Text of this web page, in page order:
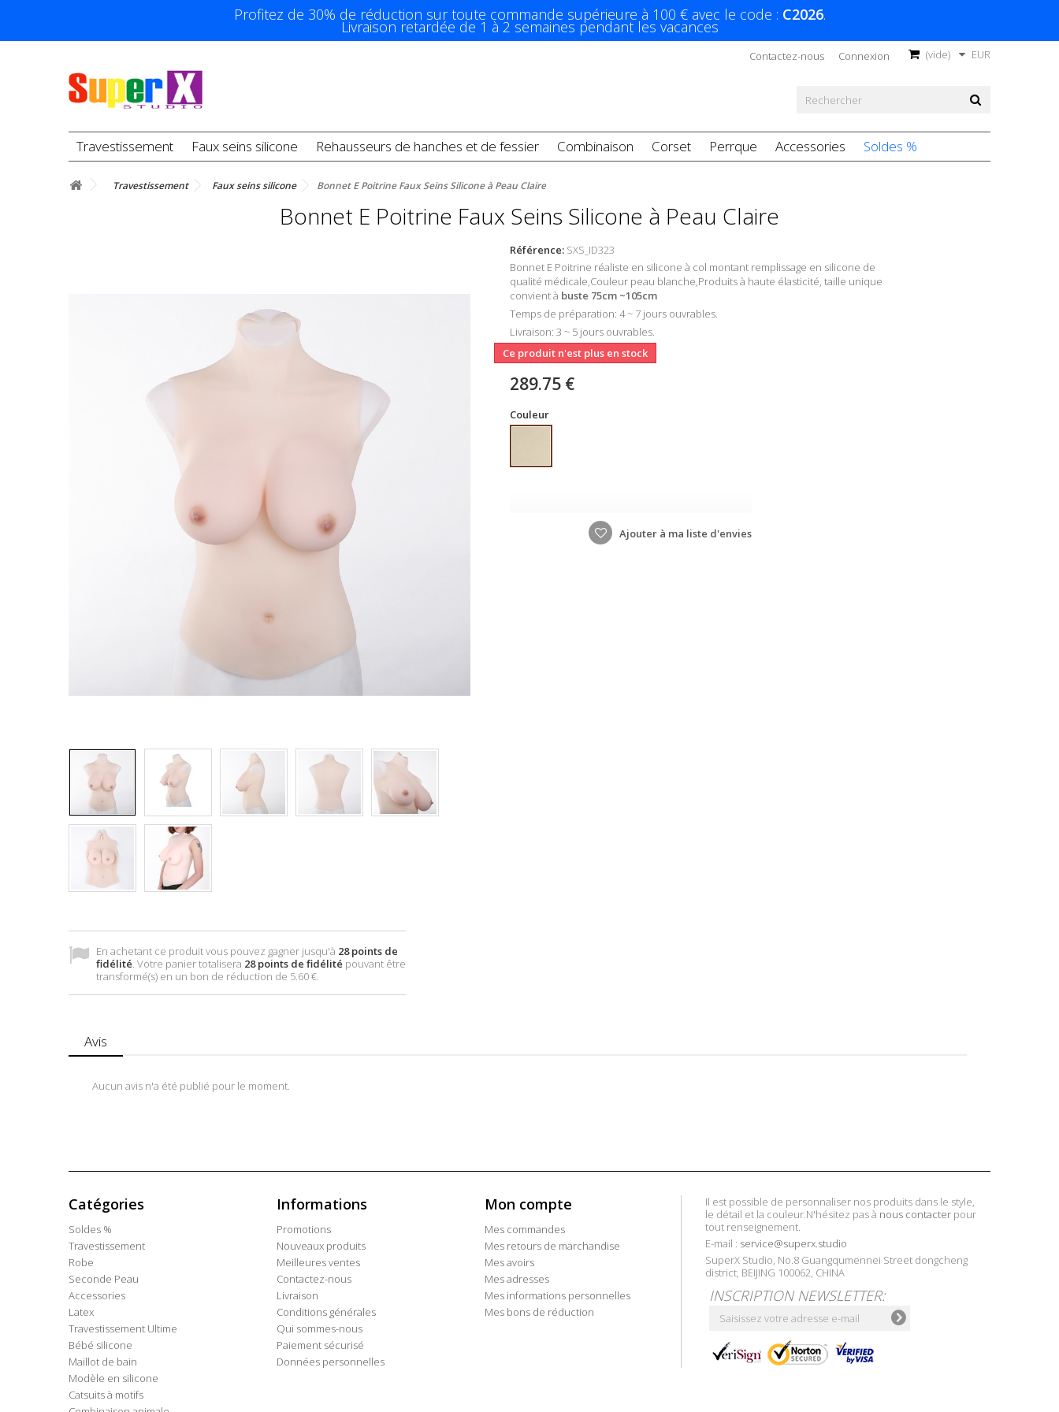
Profitez de 30% de réduction sur toute commande supérieure à 100 € avec le code : C2026.
Livraison retardée de 1 à 2 semaines pendant les vacances
EUR
(vide)
Connexion
Contactez-nous
Travestissement Faux seins silicone Rehausseurs de hanches et de fessier Combinaison Corset Perrque Accessories Soldes %
Travestissement Faux seins silicone Bonnet E Poitrine Faux Seins Silicone à Peau Claire
Bonnet E Poitrine Faux Seins Silicone à Peau Claire
En achetant ce produit vous pouvez gagner jusqu'à 28points de
fidélité . Votre panier totalisera 28points de fidélité pouvant être
transformé(s) en un bon de réduction de 5.60 €
Référence: SXS_ID323
Bonnet E Poitrine réaliste en silicone à col montant remplissage en silicone de
qualité médicale,Couleur peau blanche,Produits à haute élasticité, taille unique
convient à buste 75cm ~105cm
Temps de préparation: 4 ~ 7 jours ouvrables.
Livraison: 3 ~ 5 jours ouvrables.
Ce produit n'est plus en stock
289.75 €
Couleur
Ajouter à ma liste d'envies
Avis
Aucun avis n'a été publié pour le moment.
Catégories
Soldes %
Travestissement
Robe
Seconde Peau
Accessories
Latex
Travestissement Ultime
Bébé silicone
Maillot de bain
Modèle en silicone
Catsuits à motifs
Informations
Promotions
Nouveaux produits
Meilleures ventes
Contactez-nous
Livraison
Conditions générales
Qui sommes-nous
Paiement sécurisé
Données personnelles
Mon compte
Mes commandes
Mes retours de marchandise
Mes avoirs
Mes adresses
Mes informations personnelles
Mes bons de réduction
Il est possible de personnaliser nos produits dans le style,
le détail et la couleur.N'hésitez pas à nous contacter pour
tout renseignement.
E-mail : service@superx.studio
SuperX Studio, No.8 Guangqumennei Street dongcheng
district, BEIJING 100062, CHINA
INSCRIPTION NEWSLETTER: